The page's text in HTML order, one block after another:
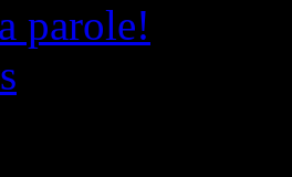
parole!